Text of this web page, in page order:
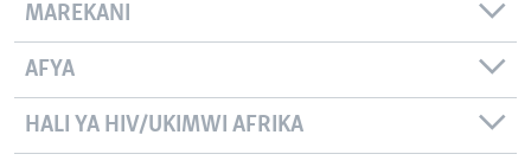
MAREKANI
AFYA
HALI YA HIV/UKIMWI AFRIKA